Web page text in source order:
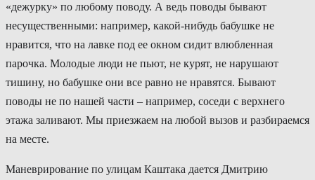
«дежурку» по любому поводу. А ведь поводы бывают
несущественными: например, какой-нибудь бабушке не
нравится, что на лавке под ее окном сидит влюбленная
парочка. Молодые люди не пьют, не курят, не нарушают
тишину, но бабушке они все равно не нравятся. Бывают
поводы не по нашей части – например, соседи с верхнего
этажа заливают. Мы приезжаем на любой вызов и разбираемся
на месте.
Маневрирование по улицам Каштака дается Дмитрию